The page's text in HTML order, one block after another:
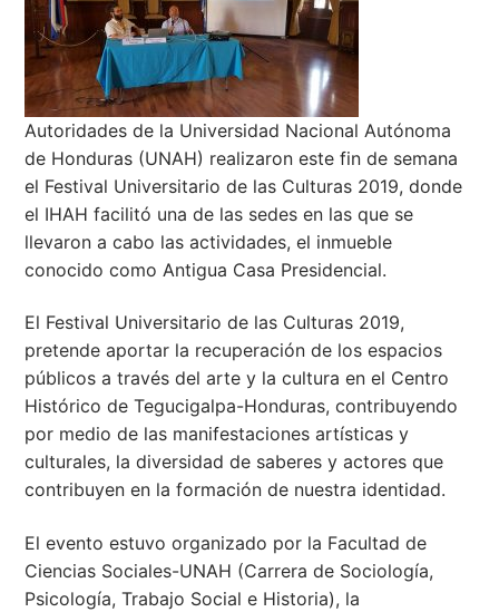
Autoridades de la Universidad Nacional Autónoma
de Honduras (UNAH) realizaron este fin de semana
el Festival Universitario de las Culturas 2019, donde
el IHAH facilitó una de las sedes en las que se
llevaron a cabo las actividades, el inmueble
conocido como Antigua Casa Presidencial.
El Festival Universitario de las Culturas 2019,
pretende aportar la recuperación de los espacios
públicosa través del arte y la cultura en el Centro
Histórico de Tegucigalpa-Honduras, contribuyendo
por medio de las manifestaciones artísticas y
culturales, la diversidad de saberes y actores que
contribuyen en la formación de nuestra identidad.
El evento estuvo organizado por la Facultad de
Ciencias Sociales-UNAH (Carrera de Sociología,
Psicología, Trabajo Social e Historia), la